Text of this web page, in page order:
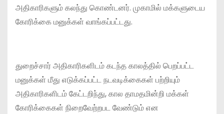
அதிகாரிகளும் கலந்து கொண்டனர். முகாமில் மக்களுடைய
கோரிக்கை மனுக்கள் வாங்கப்பட்டது.
துறைச்சார் அதிகாரிகளிடம் கடந்த காலத்தில் பெறப்பட்ட
மனுக்கள் மீது எடுக்கப்பட்ட நடவடிக்கைகள் பற்றியும்
அதிகாரிகளிடம் கேட்டறிந்து, கால தாமதமின்றி மக்கள்
கோரிக்கைகள் நிறைவேற்றபட வேண்டும் என